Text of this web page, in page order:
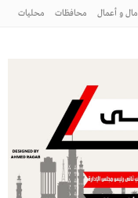
مال و أعمال محافظات محليات